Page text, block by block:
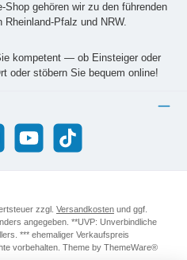
gehören wir zu den führenden
Rheinland-Pfalz und NRW.
kompetent — ob Einsteiger oder
oder stöbern Sie bequem online!
YouTube TikTok
zzgl. Versandkosten und ggf.
angegeben. **UVP: Unverbindliche
*** ehemaliger Verkaufspreis
vorbehalten. Theme by ThemeWare®